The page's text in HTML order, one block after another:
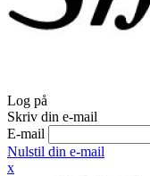
Log på
Skriv din e-mail
E-mail
Nulstil din e-mail
x